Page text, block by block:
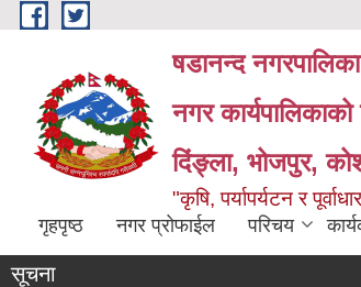
Skip to main content
षडानन्द नगरपालिका
नगर कार्यपालिकाको
दिंङ्ला, भोजपुर,
"कृषि, पर्यापर्यटन र
गृहपृष्ठ नगर प्रोफाईल परिचय
सूचना